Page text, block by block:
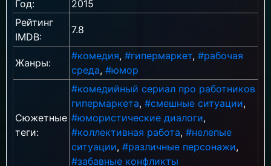
Год:
2015
Рейтинг
IMDB:
7.8
Жанры:
#комедия, #гипермаркет, #рабочая
среда, #юмор
Сюжетные
теги:
#комедийный сериал про работников
гипермаркета, #смешные ситуации,
#юмористические диалоги,
#коллективная работа, #нелепые
ситуации, #различные персонажи,
#забавные конфликты